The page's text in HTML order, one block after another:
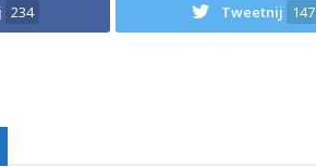
234 Tweetnij 147